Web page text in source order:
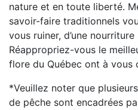
nature et en toute liberté.
savoir-faire traditionnels
vous ruiner, d’une
Réappropriez-vous le
flore du Québec ont à vous
*Veuillez noter que
de pêche sont encadrées